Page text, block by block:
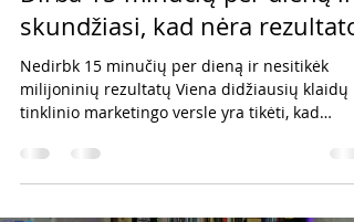
skundžiasi, kad nėra rezultato
Nedirbk 15 minučių per dieną ir nesitikėk
milijoninių rezultatų Viena didžiausių klaidų
tinklinio marketingo versle yra tikėti, kad
rezultatą. Daugybė žmonių kasdien skiria savo
verslui vos 15–30 minučių, o paskui stebisi: *